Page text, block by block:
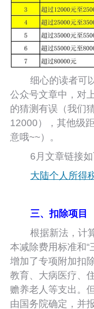
细心的读者可
公众号文章中，对
的猜测有误（我们
12000），其他级
意哦~~）。
6月文章链接如
大陆个人所得
三、扣除项目
根据新法，计
本减除费用标准和“
增加了专项附加扣
教育、大病医疗、
赡养老人等支出。
由国务院确定，并